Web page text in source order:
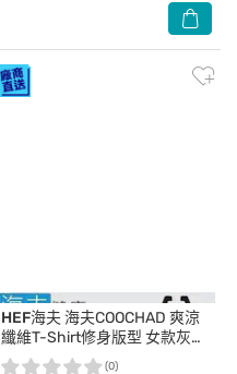
HEF海夫 海夫COOCHAD 爽涼
纖維T-Shirt修身版型 女款灰
(Cupro158-006)_L
(0)